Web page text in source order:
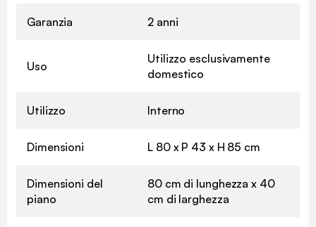
Garanzia 2 anni
Uso
Utilizzo esclusivamente
domestico
Utilizzo Interno
Dimensioni L 80 x P 43 x H 85 cm
Dimensioni del
piano
80 cm di lunghezza x 40
cm di larghezza